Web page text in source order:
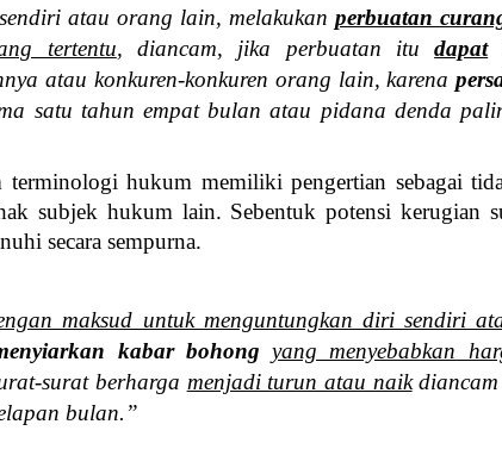
atau orang lain, melakukan perbuatan
tertentu, diancam, jika perbuatan itudapat
atau konkuren-konkuren orang lain, karena
satu tahun empat bulan atau pidana denda
terminologi hukum memiliki pengertian sebagai
subjek hukum lain. Sebentuk potensi kerugian
secara sempurna.
maksud untuk menguntungkan diri sendiri
kabar bohong yang menyebabkan
surat berharga menjadi turun atau naikdiancam
bulan.”